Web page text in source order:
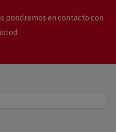
pondremos en contacto con